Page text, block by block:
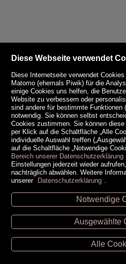
Unsere
Retz -
Hollabrunn -
Eggenburg -
Diese Webseite verwendet
Diese Internetseite verwendet
Matomo (ehemals Piwik) für die
einige Cookies uns helfen, die
Website zu verbessern oder
sind andere für bestimmte Funktionen
notwendig. Sie können selbst
Cookies zustimmen. Sie können
per Klick auf die Schaltfläche „Alle
individuelle Auswahl treffen
auf die Schaltfläche „Notwendige
Bereich unserer Datenschutzerklärung
Einstellungen jederzeit wieder
nachträglich abwählen. Weitere
unserer Datenschutzerklärung
Notwendige
Ausgewählte
Alle